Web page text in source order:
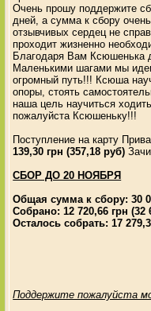
Очень прошу поддержите
дней, а сумма к сбору
отзывчивых сердец не
проходит жизненно
Благодаря Вам Ксюшенька
Маленькими шагами мы
огромный путь!!! Ксюша
опоры, стоять
наша цель научиться
пожалуйста Ксюшеньку!!!
Поступление на карту
139,30 грн (357,18 руб)
СБОР ДО 20 НОЯБРЯ
Общая сумма к сбору: 30
Собрано: 12 720,66 грн (32
Осталось собрать: 17
Поддержите пожалуйста